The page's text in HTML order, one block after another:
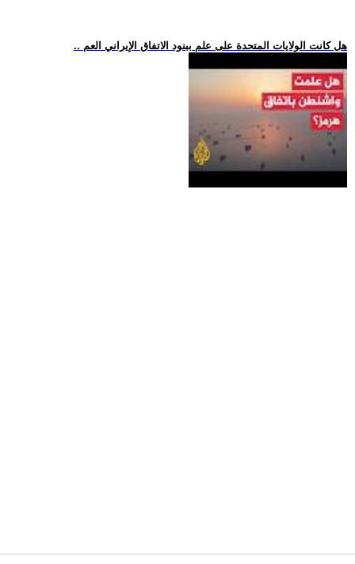
.. هل كانت الولايات المتحدة على علم ببنود الاتفاق الإيراني العم